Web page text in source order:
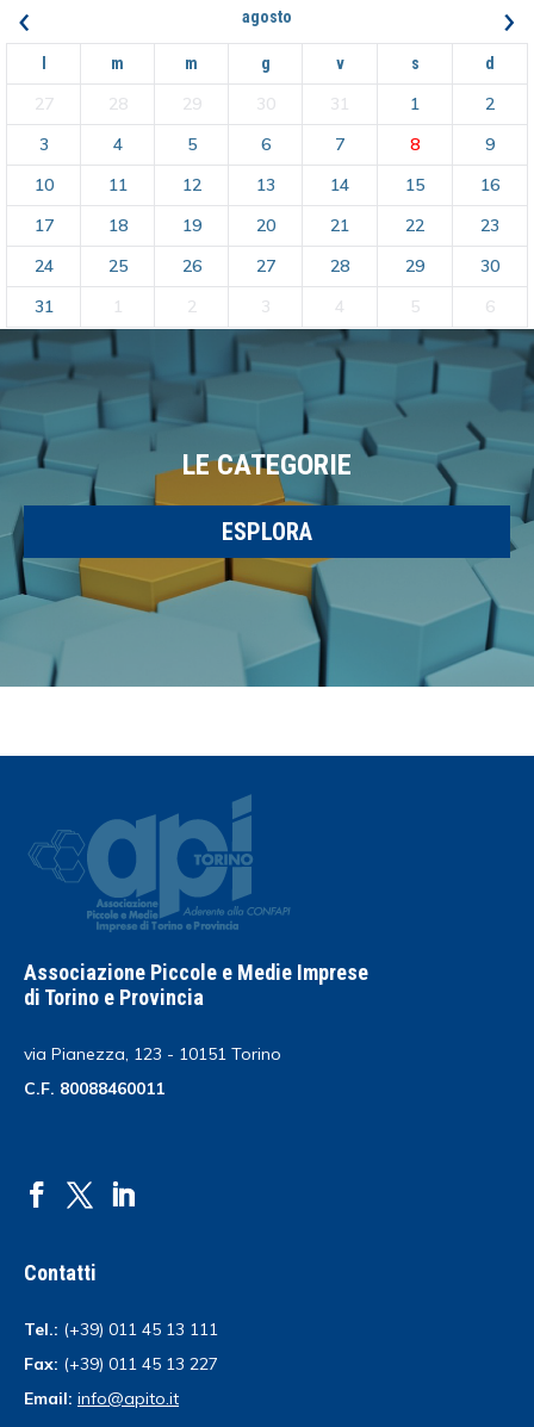
‹ agosto ›
m m g v s d
27 28 29 30 31 1
2
3
4 5 6 7 8
9
10
11 12 13 14 15
16
17
18 19 20 21 22
23
24
25 26 27 28 29
30
31
1 2 3 4 5 6
LE CATEGORIE
ESPLORA
Associazione Piccole e Medie Imprese
di Torino e Provincia
via Pianezza, 123 - 10151 Torino
C.F. 80088460011
Contatti
Tel.: (+39) 011 45 13 111
Fax: (+39) 011 45 13 227
Email: info@apito.it